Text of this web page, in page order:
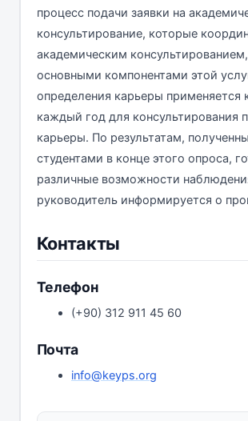
процесс подачи заявки на
консультирование, которые
академическим
основными компонентами этой
определения карьеры применяется
каждый год для консультирования
карьеры. По результатам,
студентами в конце этого опроса,
различные возможности
руководитель информируется о
Контакты
Телефон
(+90) 312 911 45 60
Почта
info@keyps.org